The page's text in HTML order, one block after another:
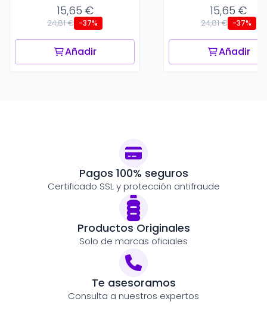
15,65 €
24,81 € -37%
Añadir
15,65 €
24,81 € -37%
Añadir
Pagos 100% seguros
Certificado SSL y protección antifraude
Productos Originales
Solo de marcas oficiales
Te asesoramos
Consulta a nuestros expertos